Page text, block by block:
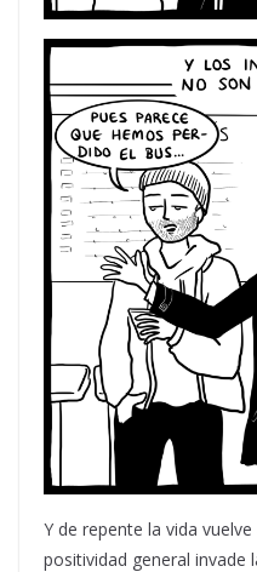
Y de repente la vida
positividad general invade